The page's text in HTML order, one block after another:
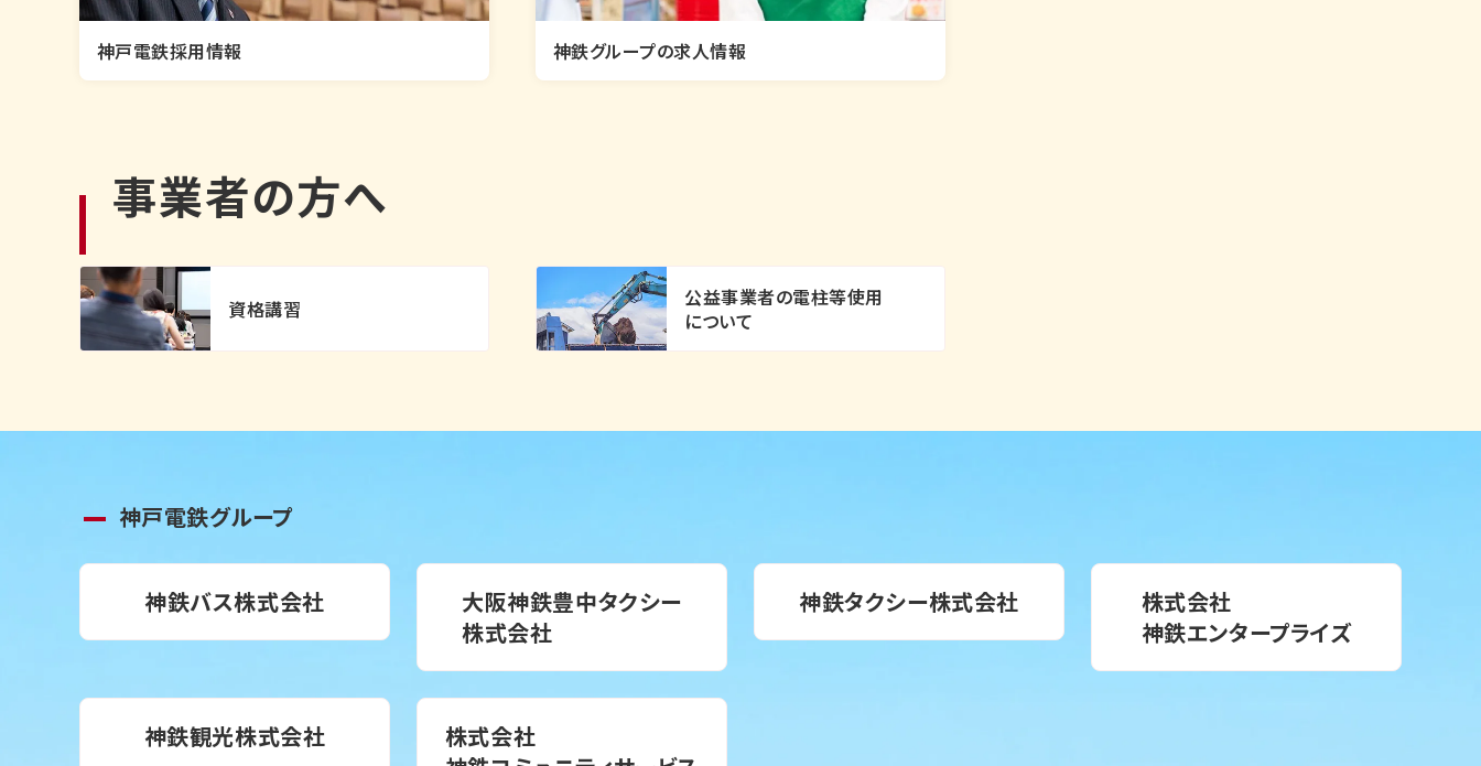
神戸電鉄採用情報 神鉄グループの求人情報
事業者の方へ
資格講習
公益事業者の電柱等使用
について
神戸電鉄グループ
神鉄バス株式会社
大阪神鉄豊中タクシー
株式会社
神鉄タクシー株式会社
株式会社
神鉄エンタープライズ
神鉄観光株式会社
株式会社